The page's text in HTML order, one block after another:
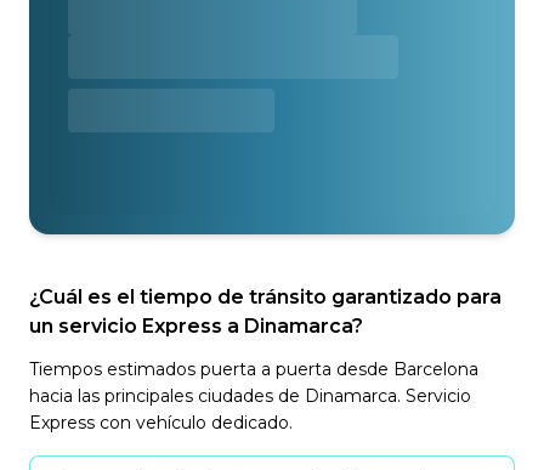
¿Cuál es el tiempo de tránsito garantizado para
un servicio Express a Dinamarca?
Tiempos estimados puerta a puerta desde Barcelona
hacia las principales ciudades de Dinamarca. Servicio
Express con vehículo dedicado.